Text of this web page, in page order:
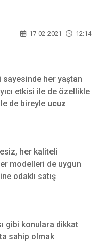
17-02-2021 12:14
sayesinde her yaştan
etkisi ile de özellikle
de bireyle ucuz
her kaliteli
modelleri de uygun
odaklı satış
gibi konulara dikkat
sahip olmak